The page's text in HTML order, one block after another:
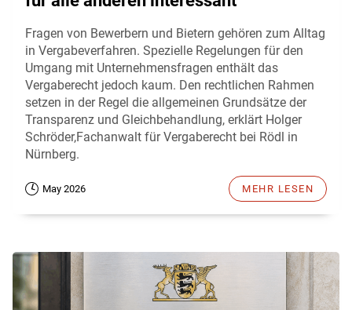
Fragen von Bewerbern und Bietern gehören zum Alltag
in Vergabeverfahren. Spezielle Regelungen für den
Umgang mit Unternehmensfragen enthält das
Vergaberecht jedoch kaum. Den rechtlichen Rahmen
setzen in der Regel die allgemeinen Grundsätze der
Transparenz und Gleichbehandlung, erklärt Holger
Schröder,Fachanwalt für Vergaberecht bei Rödl in
Nürnberg.
May 2026 MEHR LESEN